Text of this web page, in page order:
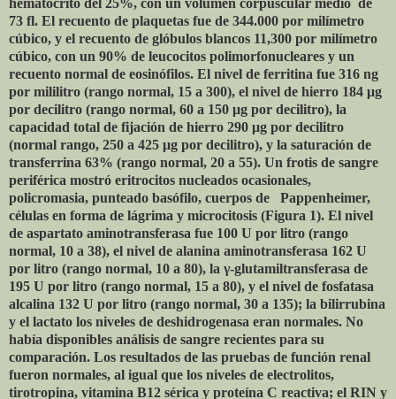
hematocrito del 25%, con un volumen corpuscular medio de
73 fl. El recuento de plaquetas fue de 344.000 por milímetro
cúbico, y el recuento de glóbulos blancos 11,300 por milímetro
cúbico, con un 90% de leucocitos polimorfonucleares y un
recuento normal de eosinófilos. El nivel de ferritina fue 316 ng
por mililitro (rango normal, 15 a 300), el nivel de hierro 184 μg
por decilitro (rango normal, 60 a 150 μg por decilitro), la
capacidad total de fijación de hierro 290 μg por decilitro
(normal rango, 250 a 425 μg por decilitro), y la saturación de
transferrina 63% (rango normal, 20 a 55). Un frotis de sangre
periférica mostró eritrocitos nucleados ocasionales,
policromasia, punteado basófilo, cuerpos de
Pappenheimer,
células en forma de lágrima y microcitosis (Figura 1). El nivel
de aspartato aminotransferasa fue 100 U por litro (rango
normal, 10 a 38), el nivel de alanina aminotransferasa 162 U
por litro (rango normal, 10 a 80), la γ-glutamiltransferasa de
195 U por litro (rango normal, 15 a 80), y el nivel de fosfatasa
alcalina 132 U por litro (rango normal, 30 a 135); la bilirrubina
y el lactato los niveles de deshidrogenasa eran normales. No
había disponibles análisis de sangre recientes para su
comparación. Los resultados de las pruebas de función renal
fueron normales, al igual que los niveles de electrolitos,
tirotropina, vitamina B12 sérica y proteína C reactiva; el RIN y